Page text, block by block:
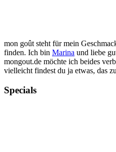
mon goût steht für mein
finden. Ich bin Marina und liebe
mongout.de möchte ich beides
vielleicht findest du ja etwas, das
Specials